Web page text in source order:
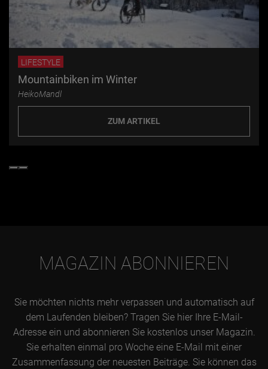
LIFESTYLE
Mountainbiken im Winter
HeikoMandl
ZUM ARTIKEL
MAGAZIN ABONNIEREN
Sie möchten nichts mehr verpassen und automatisch auf
dem Laufenden bleiben? Tragen Sie hier Ihre E-Mail-
Adresse ein und abonnieren Sie kostenlos unser Magazin.
Sie erhalten einmal pro Woche eine E-Mail mit einer
Zusammenfassung der neuesten Beiträge. Sie können das